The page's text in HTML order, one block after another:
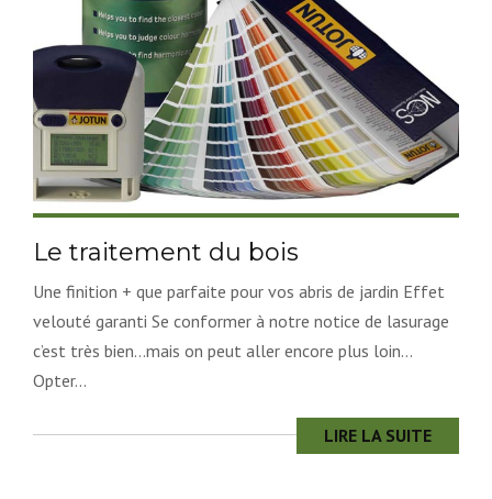
Le traitement du bois
Une finition + que parfaite pour vos abris de jardin Effet
velouté garanti Se conformer à notre notice de lasurage
c’est très bien…mais on peut aller encore plus loin…
Opter...
LIRE LA SUITE